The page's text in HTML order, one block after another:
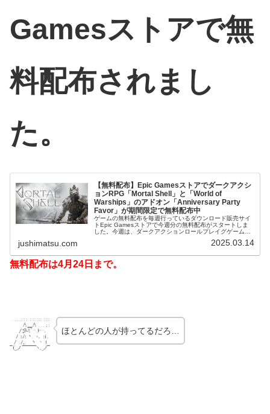
Gamesストアで無
料配布されまし
た。
【無料配布】Epic Gamesストアでダークアクシ
ョンRPG「Mortal Shell」と「World of
Warships」のアドオン「Anniversary Party
Favor」が期間限定で無料配布中
ゲームの無料配布を毎週行っているダウンロード販売サイ
トEpic Gamesストアで今週分の無料配布がスタートしま
した。今週は、ダークアクションロールプレイグゲーム
jushimatsu.com 2025.03.14
無料配布は4月24日まで。
ほとんどの人が持ってるだろ…